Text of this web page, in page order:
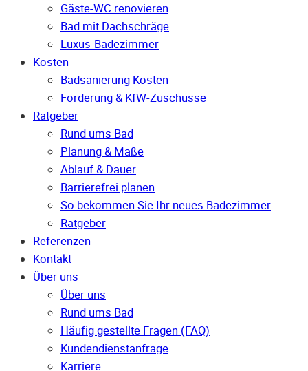
Gäste-WC renovieren
Bad mit Dachschräge
Luxus-Badezimmer
Kosten
Badsanierung Kosten
Förderung & KfW-Zuschüsse
Ratgeber
Rund ums Bad
Planung & Maße
Ablauf & Dauer
Barrierefrei planen
So bekommen Sie Ihr neues Badezimmer
Ratgeber
Referenzen
Kontakt
Über uns
Über uns
Rund ums Bad
Häufig gestellte Fragen (FAQ)
Kunden­dienst­anfrage
Karriere